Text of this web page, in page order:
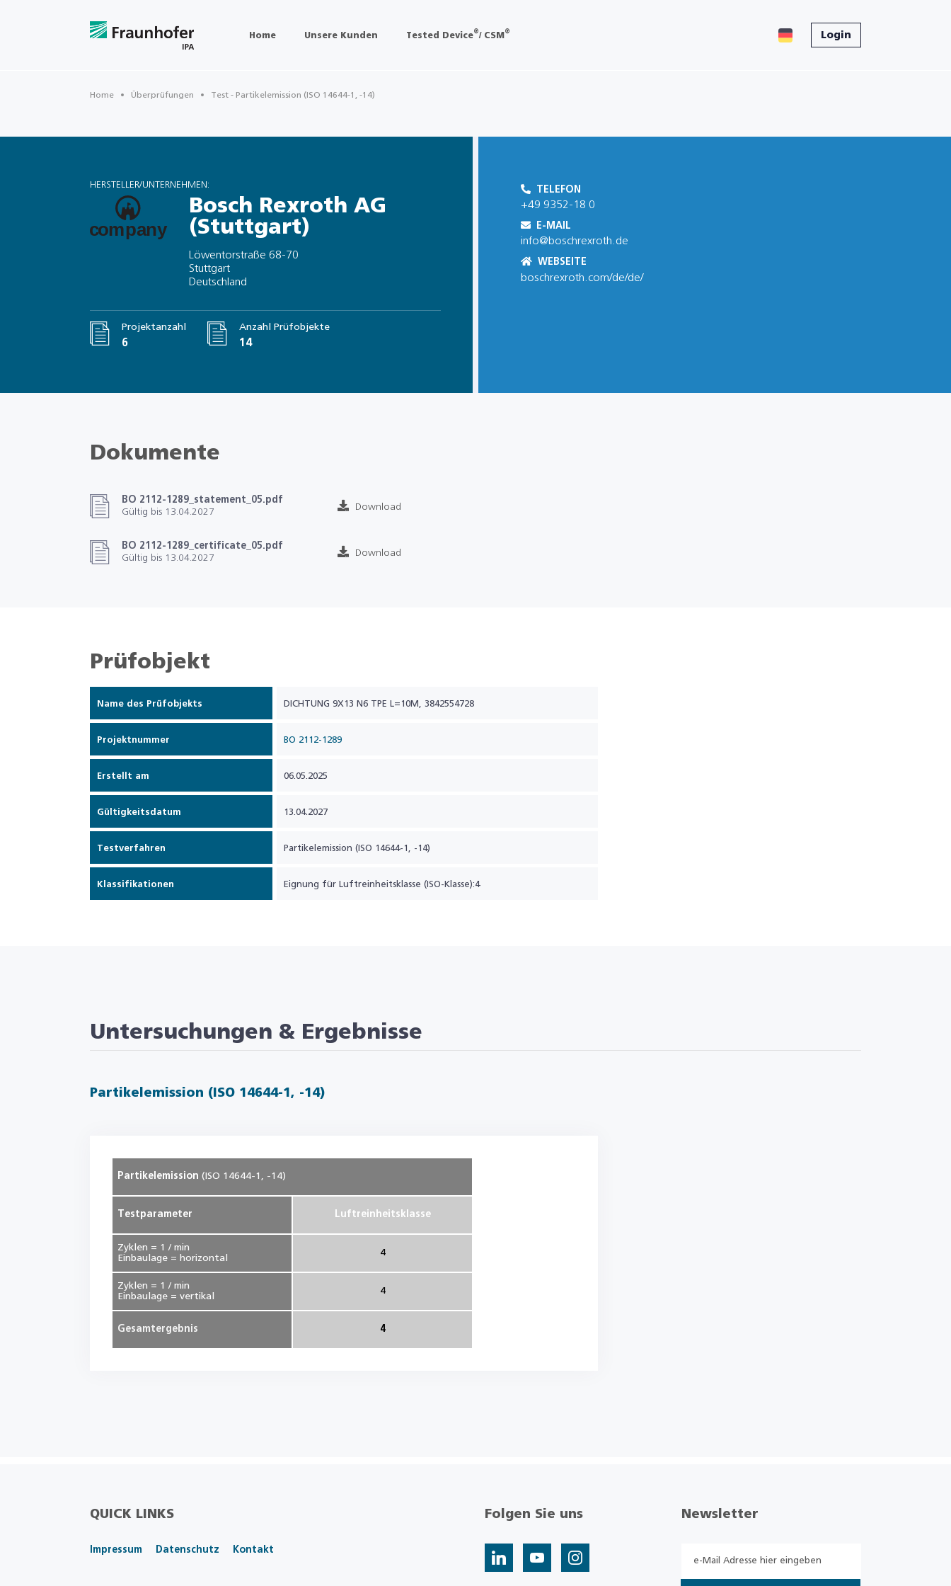
Home Unsere Kunden Tested Device®/ CSM ® Login
Home Überprüfungen Test - Partikelemission (ISO 14644-1, -14)
HERSTELLER/UNTERNEHMEN:
Bosch Rexroth AG
(Stuttgart)
Löwentorstraße 68-70
Stuttgart
Deutschland
Projektanzahl
6
Anzahl Prüfobjekte
14
TELEFON
+49 9352-18 0
E-MAIL
info@boschrexroth.de
WEBSEITE
boschrexroth.com/de/de/
Dokumente
BO 2112-1289_statement_05.pdf
Gültig bis 13.04.2027
Download
BO 2112-1289_certificate_05.pdf
Gültig bis 13.04.2027
Download
Prüfobjekt
Name des Prüfobjekts DICHTUNG 9X13 N6 TPE L=10M, 3842554728
Projektnummer BO 2112-1289
Erstellt am 06.05.2025
Gültigkeitsdatum 13.04.2027
Testverfahren Partikelemission (ISO 14644-1, -14)
Klassifikationen Eignung für Luftreinheitsklasse (ISO-Klasse):4
Untersuchungen & Ergebnisse
Partikelemission (ISO 14644-1, -14)
Partikelemission(ISO 14644-1, -14)
Testparameter Luftreinheitsklasse
Zyklen = 1 / min
Einbaulage = horizontal
4
Zyklen = 1 / min
Einbaulage = vertikal
4
Gesamtergebnis 4
QUICK LINKS
Impressum Datenschutz Kontakt
Folgen Sie uns Newsletter